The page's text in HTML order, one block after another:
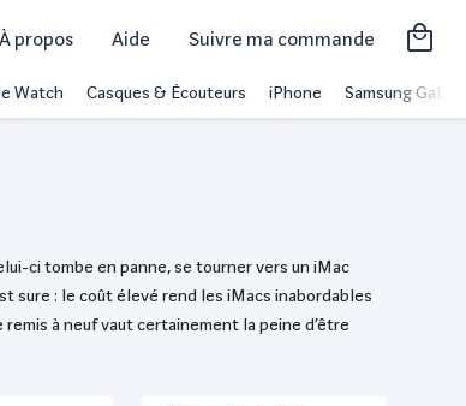
À propos Aide Suivre ma commande
Watch Casques & Écouteurs iPhone Samsung Galaxy
ci tombe en panne, se tourner vers un iMac
sure : le coût élevé rend les iMacs inabordables
à neuf vaut certainement la peine d’être